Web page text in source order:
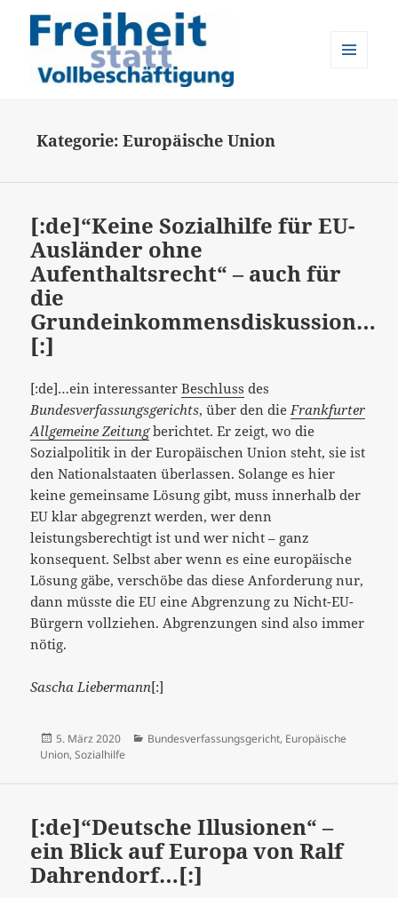
Kategorie:Europäische Union
[:de]“Keine Sozialhilfe für EU-
Ausländer ohne
Aufenthaltsrecht“ – auch für
die
Grundeinkommensdiskussion…
[:]
[:de]…ein interessanterBeschluss des
Bundesverfassungsgerichts, über den die Frankfurter
Allgemeine Zeitungberichtet. Er zeigt, wo die
Sozialpolitik in der Europäischen Union steht, sie ist
den Nationalstaaten überlassen. Solange es hier
keine gemeinsame Lösung gibt, muss innerhalb der
EU klar abgegrenzt werden, wer denn
leistungsberechtigt ist und wer nicht – ganz
konsequent. Selbst aber wenn es eine europäische
Lösung gäbe, verschöbe das diese Anforderung nur,
dann müsste die EU eine Abgrenzung zu Nicht-EU-
Bürgern vollziehen. Abgrenzungen sind also immer
nötig.
Sascha Liebermann[:]
Veröffentlicht
am
5. März 2020 Kategorien
Bundesverfassungsgericht, Europäische
Union, Sozialhilfe
[:de]“Deutsche Illusionen“ –
ein Blick auf Europa von Ralf
Dahrendorf…[:]